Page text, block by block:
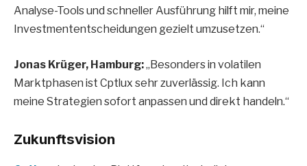
Analyse-Tools und schneller Ausführung hilft mir, meine
Investmententscheidungen gezielt umzusetzen.“
Jonas Krüger, Hamburg:„Besonders in volatilen
Marktphasen ist Cptlux sehr zuverlässig. Ich kann
meine Strategien sofort anpassen und direkt handeln.“
Zukunftsvision